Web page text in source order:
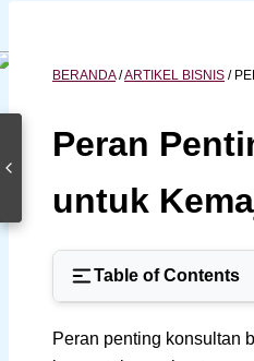
BERANDA/ARTIKEL BISNIS /
Peran
untuk
Table of Contents
Peran penting konsultan